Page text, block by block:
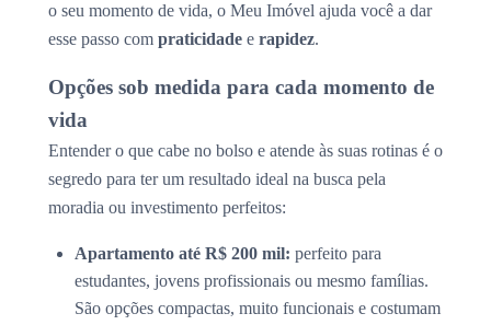
o seu momento de vida, o Meu Imóvel ajuda você a dar
esse passo com praticidade e rapidez.
Opções sob medida para cada momento de
vida
Entender o que cabe no bolso e atende às suas rotinas é o
segredo para ter um resultado ideal na busca pela
moradia ou investimento perfeitos:
Apartamento até R$ 200 mil: perfeito para
estudantes, jovens profissionais ou mesmo famílias.
São opções compactas, muito funcionais e costumam